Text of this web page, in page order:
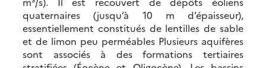
quaternaires (jusqu’à 10 m d’épaisseur),
essentiellement constitués de lentilles de sable
et de limon peu perméables Plusieurs aquifères
sont associés à des formations tertiaires